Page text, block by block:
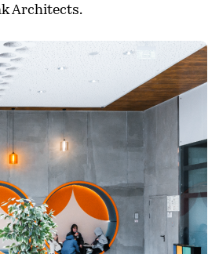
Architects.